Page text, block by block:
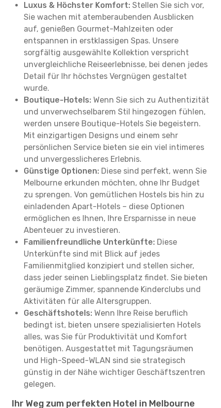
Luxus & Höchster Komfort: Stellen Sie sich vor,
Sie wachen mit atemberaubenden Ausblicken
auf, genießen Gourmet-Mahlzeiten oder
entspannen in erstklassigen Spas. Unsere
sorgfältig ausgewählte Kollektion verspricht
unvergleichliche Reiseerlebnisse, bei denen jedes
Detail für Ihr höchstes Vergnügen gestaltet
wurde.
Boutique-Hotels: Wenn Sie sich zu Authentizität
und unverwechselbarem Stil hingezogen fühlen,
werden unsere Boutique-Hotels Sie begeistern.
Mit einzigartigen Designs und einem sehr
persönlichen Service bieten sie ein viel intimeres
und unvergesslicheres Erlebnis.
Günstige Optionen: Diese sind perfekt, wenn Sie
Melbourne erkunden möchten, ohne Ihr Budget
zu sprengen. Von gemütlichen Hostels bis hin zu
einladenden Apart-Hotels – diese Optionen
ermöglichen es Ihnen, Ihre Ersparnisse in neue
Abenteuer zu investieren.
Familienfreundliche Unterkünfte: Diese
Unterkünfte sind mit Blick auf jedes
Familienmitglied konzipiert und stellen sicher,
dass jeder seinen Lieblingsplatz findet. Sie bieten
geräumige Zimmer, spannende Kinderclubs und
Aktivitäten für alle Altersgruppen.
Geschäftshotels: Wenn Ihre Reise beruflich
bedingt ist, bieten unsere spezialisierten Hotels
alles, was Sie für Produktivität und Komfort
benötigen. Ausgestattet mit Tagungsräumen
und High-Speed-WLAN sind sie strategisch
günstig in der Nähe wichtiger Geschäftszentren
gelegen.
Ihr Weg zum perfekten Hotel in Melbourne